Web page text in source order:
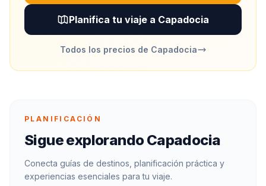
Planifica tu viaje a Capadocia
Todos los precios de Capadocia
PLANIFICACIÓN
Sigue explorando Capadocia
Conecta guías de destinos, planificación práctica y
experiencias esenciales para tu viaje.